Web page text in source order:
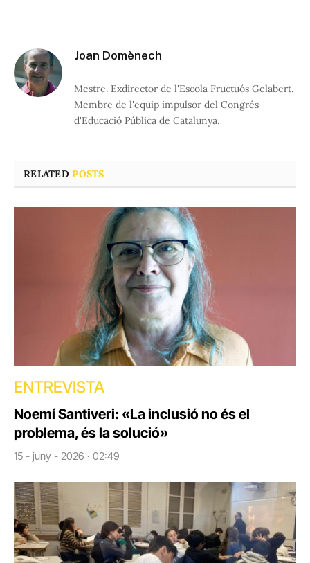
Joan Domènech
Mestre. Exdirector de l'Escola Fructuós Gelabert.
Membre de l'equip impulsor del Congrés
d'Educació Pública de Catalunya.
RELATEDPOSTS
ENTREVISTA
Noemí Santiveri: «La inclusió no és el
problema, és la solució»
15 - juny - 2026 · 02:49